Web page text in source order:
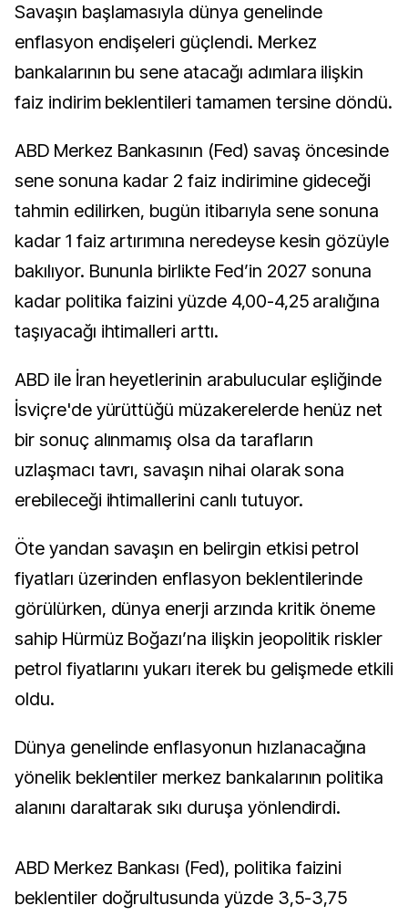
Savaşın başlamasıyla dünya genelinde
enflasyon endişeleri güçlendi. Merkez
bankalarının bu sene atacağı adımlara ilişkin
faiz indirim beklentileri tamamen tersine döndü.
ABD Merkez Bankasının (Fed) savaş öncesinde
sene sonuna kadar 2 faiz indirimine gideceği
tahmin edilirken, bugün itibarıyla sene sonuna
kadar 1 faiz artırımına neredeyse kesin gözüyle
bakılıyor. Bununla birlikte Fed’in 2027 sonuna
kadar politika faizini yüzde 4,00-4,25 aralığına
taşıyacağı ihtimalleri arttı.
ABD ile İran heyetlerinin arabulucular eşliğinde
İsviçre'de yürüttüğü müzakerelerde henüz net
bir sonuç alınmamış olsa da tarafların
uzlaşmacı tavrı, savaşın nihai olarak sona
erebileceği ihtimallerini canlı tutuyor.
Öte yandan savaşın en belirgin etkisi petrol
fiyatları üzerinden enflasyon beklentilerinde
görülürken, dünya enerji arzında kritik öneme
sahip Hürmüz Boğazı’na ilişkin jeopolitik riskler
petrol fiyatlarını yukarı iterek bu gelişmede etkili
oldu.
Dünya genelinde enflasyonun hızlanacağına
yönelik beklentiler merkez bankalarının politika
alanını daraltarak sıkı duruşa yönlendirdi.
ABD Merkez Bankası (Fed), politika faizini
beklentiler doğrultusunda yüzde 3,5-3,75